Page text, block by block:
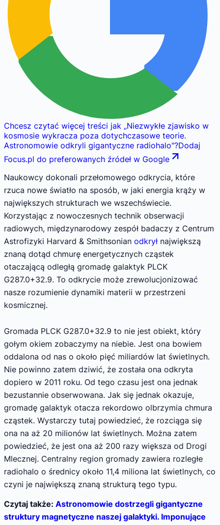
Chcesz czytać więcej treści jak „Niezwykłe zjawisko w
kosmosie wykracza poza dotychczasowe teorie.
Astronomowie odkryli gigantyczne radiohalo"?Dodaj
Focus.pl do preferowanych źródeł w Google
Naukowcy dokonali przełomowego odkrycia, które
rzuca nowe światło na sposób, w jaki energia krąży w
największych strukturach we wszechświecie.
Korzystając z nowoczesnych technik obserwacji
radiowych, międzynarodowy zespół badaczy z Centrum
Astrofizyki Harvard & Smithsonian odkrył największą
znaną dotąd chmurę energetycznych cząstek
otaczającą odległą gromadę galaktyk PLCK
G287.0+32.9. To odkrycie może zrewolucjonizować
nasze rozumienie dynamiki materii w przestrzeni
kosmicznej.
Gromada PLCK G287.0+32.9 to nie jest obiekt, który
gołym okiem zobaczymy na niebie. Jest ona bowiem
oddalona od nas o około pięć miliardów lat świetlnych.
Nie powinno zatem dziwić, że została ona odkryta
dopiero w 2011 roku. Od tego czasu jest ona jednak
bezustannie obserwowana. Jak się jednak okazuje,
gromadę galaktyk otacza rekordowo olbrzymia chmura
cząstek. Wystarczy tutaj powiedzieć, że rozciąga się
ona na aż 20 milionów lat świetlnych. Można zatem
powiedzieć, że jest ona aż 200 razy większa od Drogi
Mlecznej. Centralny region gromady zawiera rozległe
radiohalo o średnicy około 11,4 miliona lat świetlnych, co
czyni je największą znaną strukturą tego typu.
Czytaj także: Astronomowie dostrzegli gigantyczne
struktury magnetyczne naszej galaktyki. Imponujące